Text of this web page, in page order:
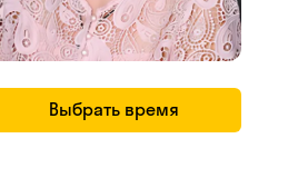
Выбрать время